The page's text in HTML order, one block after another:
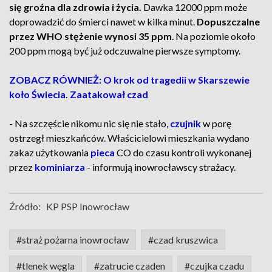
się groźna dla zdrowia i życia. Dawka 12000 ppm może
doprowadzić do śmierci nawet w kilka minut. Dopuszczalne
przez WHO stężenie wynosi 35 ppm. Na poziomie około
200 ppm mogą być już odczuwalne pierwsze symptomy.
ZOBACZ RÓWNIEŻ: O krok od tragedii w Skarszewie
koło Świecia. Zaatakował czad
- Na szczęście nikomu nic się nie stało, czujnikw porę
ostrzegł mieszkańców. Właścicielowi mieszkania wydano
zakaz użytkowania pieca CO do czasu kontroli wykonanej
przez kominiarza - informują inowrocławscy strażacy.
Źródło: KP PSP Inowrocław
#straż pożarna inowrocław #czad kruszwica
#tlenek węgla #zatrucie czaden #czujka czadu